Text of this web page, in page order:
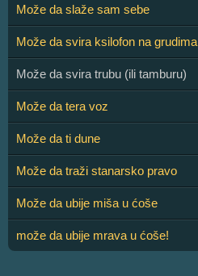
Može da slaže sam sebe
Može da svira ksilofon na grudima
Može da svira trubu (ili tamburu)
Može da tera voz
Može da ti dune
Može da traži stanarsko pravo
Može da ubije miša u ćoše
može da ubije mrava u ćoše!